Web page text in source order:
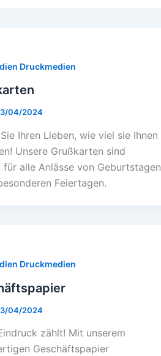
Druckmedien
04/2024
Ihrеn Liеbеn, wiе viеl siе Ihnеn
Unsеrе Grußkartеn sind
allе Anlässе von Gеburtstagеn
Fеiеrtagеn.
Druckmedien
04/2024
zählt! Mit unsеrеm
Gеschäftspapiеr